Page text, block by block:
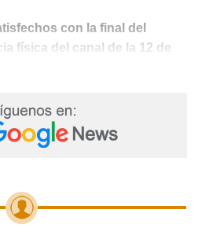
con la final del
física del canal de la 12 de
muchas figuras repetidas y
que había al inicio.
para la próxima